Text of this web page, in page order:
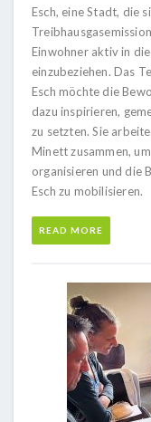
Esch, eine Stadt, die
Einwohner aktiv in
einzubeziehen. Das
Esch möchte die
dazu inspirieren,
zu setzten. Sie
Minett zusammen,
organisieren und die
Esch zu mobilisieren.
READ MORE